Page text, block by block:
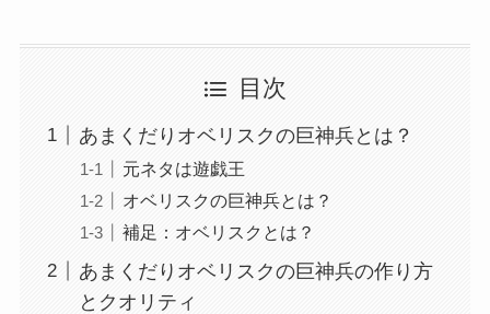
目次
あまくだりオベリスクの巨神兵とは？
元ネタは遊戯王
オベリスクの巨神兵とは？
補足：オベリスクとは？
あまくだりオベリスクの巨神兵の作り方
とクオリティ